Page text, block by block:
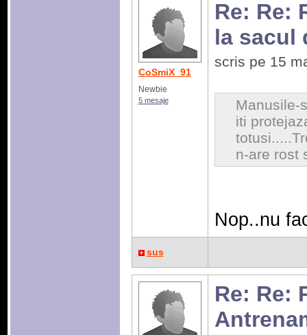
CoSmiX_91
Newbie
5 mesaje
Re: Re:
la sacul
scris pe 15
Manusile-
iti
n-are rost
Nop..nu
sus
Re: Re: